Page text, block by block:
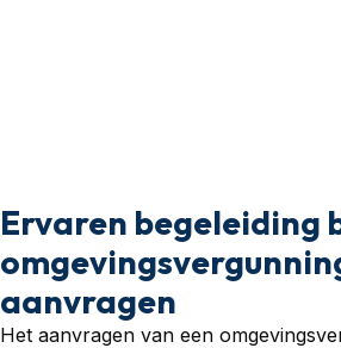
Ervaren begeleiding
aanvragen
Het aanvragen van een